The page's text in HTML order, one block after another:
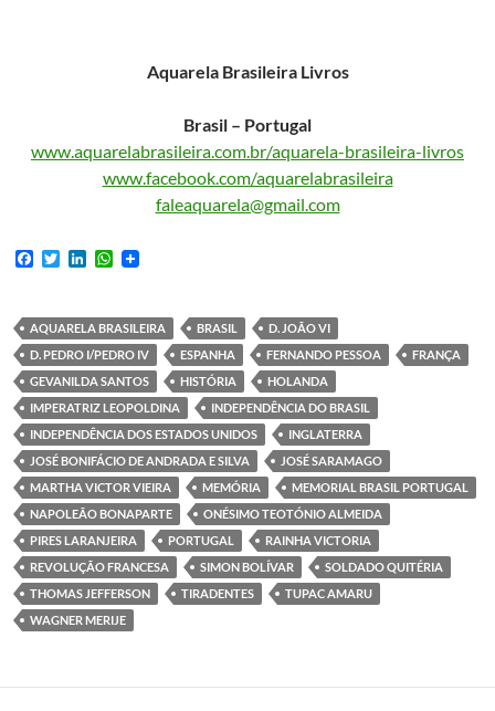
Aquarela Brasileira Livros
Brasil – Portugal
www.aquarelabrasileira.com.br/aquarela-brasileira-livros
www.facebook.com/aquarelabrasileira
faleaquarela@gmail.com
F
b
o
o
k
T
t
e
r
e
d
I
n
W
s
A
p
p
AQUARELA BRASILEIRA BRASIL
D. JOÃO VI
D. PEDRO I/PEDRO IV
ESPANHA FERNANDO PESSOA
FRANÇA
GEVANILDA SANTOS
HISTÓRIA
HOLANDA
IMPERATRIZ LEOPOLDINA
INDEPENDÊNCIA DO BRASIL
INDEPENDÊNCIA DOS ESTADOS UNIDOS
INGLATERRA
JOSÉ BONIFÁCIO DE ANDRADA E SILVA
JOSÉ SARAMAGO
MARTHA VICTOR VIEIRA
MEMÓRIA
MEMORIAL BRASIL PORTUGAL
NAPOLEÃO BONAPARTE
ONÉSIMO TEOTÓNIO ALMEIDA
PIRES LARANJEIRA
PORTUGAL
RAINHA VICTORIA
REVOLUÇÃO FRANCESA
SIMON BOLÍVAR
SOLDADO QUITÉRIA
THOMAS JEFFERSON
TIRADENTES
TUPAC AMARU
WAGNER MERIJE